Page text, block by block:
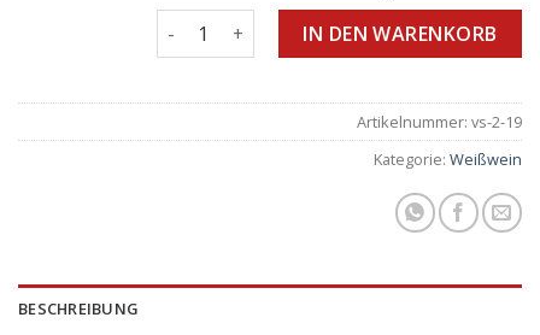
Überschlag Grauburgunder/Weißburgunder
IN DEN WARENKORB
Artikelnummer: vs-2-19
Kategorie: Weißwein
BESCHREIBUNG